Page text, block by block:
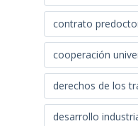
contrato
cooperación
derechos de los
desarrollo